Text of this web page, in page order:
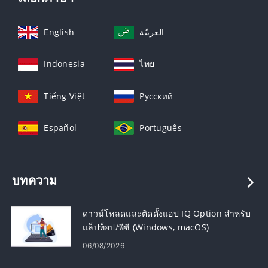
English العربيّة
Indonesia ไทย
Tiếng Việt Русский
Español Português
บทความ
ดาวน์โหลดและติดตั้งแอป IQ Option สำหรับ
แล็ปท็อป/พีซี (Windows, macOS)
06/08/2026